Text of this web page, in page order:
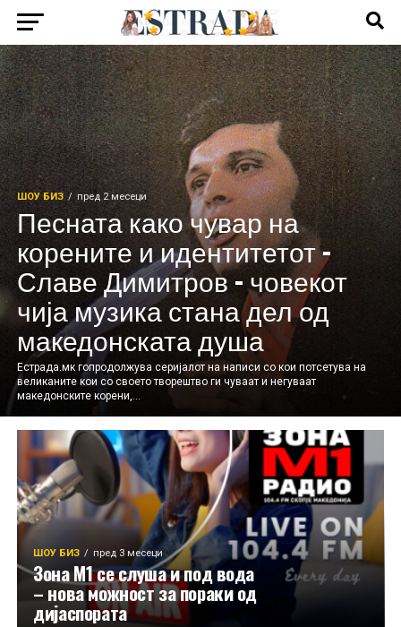
ШОУ БИЗ пред 2 месеци
Песната како чувар на
корените и идентитетот –
Славе Димитров – човекот
чија музика стана дел од
македонската душа
Естрада.мк гопродолжува серијалот на написи со кои потсетува на
великаните кои со своето творештво ги чуваат и негуваат
македонските корени,...
ШОУ БИЗ пред 3 месеци
Зона М1 се слуша и под вода
– нова можност за пораки од
дијаспората